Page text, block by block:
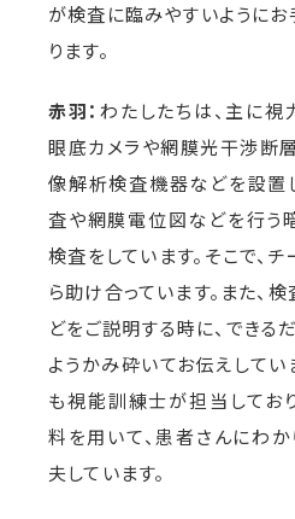
が検査に臨みやすいように
ります。
赤羽：わたしたちは、主に視
眼底カメラや網膜光干渉断
像解析検査機器などを設置
査や網膜電位図などを行う
検査をしています。そこで、
ら助け合っています。また、
どをご説明する時に、でき
ようかみ砕いてお伝えして
も視能訓練士が担当してお
料を用いて、患者さんにわ
夫しています。